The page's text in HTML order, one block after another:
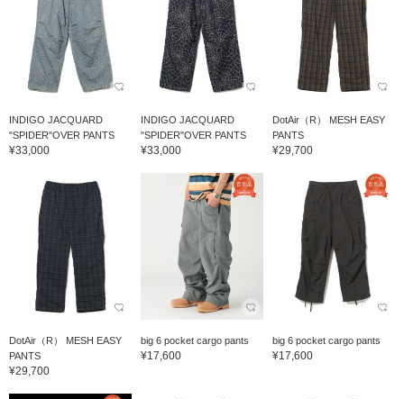
INDIGO JACQUARD
"SPIDER"OVER PANTS
¥33,000
INDIGO JACQUARD
"SPIDER"OVER PANTS
¥33,000
DotAir（R） MESH EASY
PANTS
¥29,700
DotAir（R） MESH EASY
PANTS
¥29,700
big 6 pocket cargo pants
¥17,600
big 6 pocket cargo pants
¥17,600